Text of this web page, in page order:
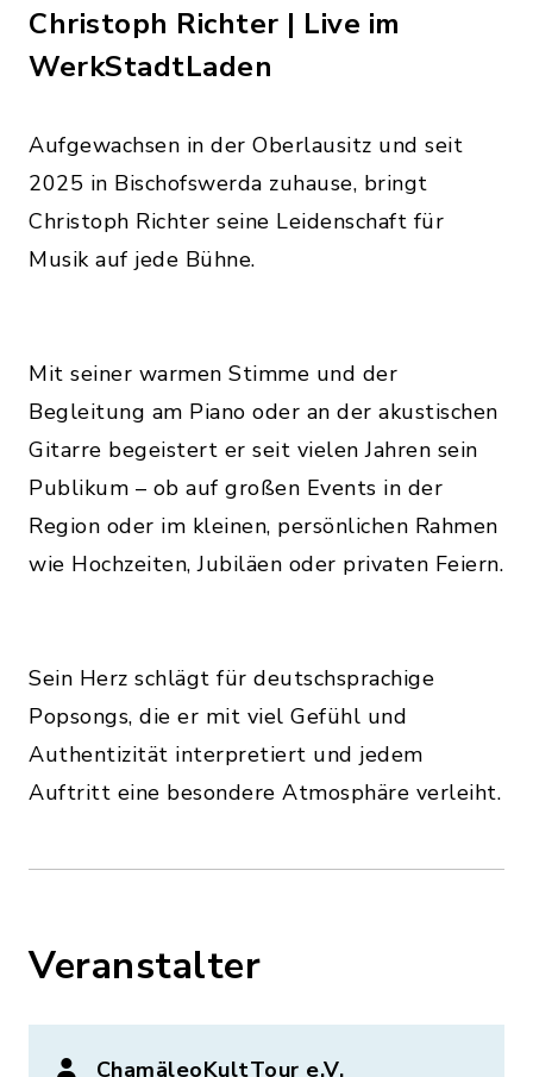
Christoph Richter | Live im
WerkStadtLaden
Aufgewachsen in der Oberlausitz und seit
2025 in Bischofswerda zuhause, bringt
Christoph Richter seine Leidenschaft für
Musik auf jede Bühne.
Mit seiner warmen Stimme und der
Begleitung am Piano oder an der akustischen
Gitarre begeistert er seit vielen Jahren sein
Publikum – ob auf großen Events in der
Region oder im kleinen, persönlichen Rahmen
wie Hochzeiten, Jubiläen oder privaten Feiern.
Sein Herz schlägt für deutschsprachige
Popsongs, die er mit viel Gefühl und
Authentizität interpretiert und jedem
Auftritt eine besondere Atmosphäre verleiht.
Veranstalter
ChamäleoKultTour e.V.